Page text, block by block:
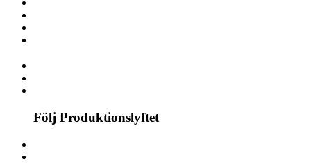
Följ Produktionslyftet